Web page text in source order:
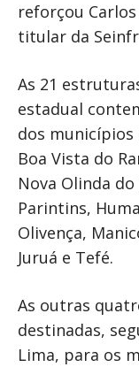
reforçou
titular da
As 21
estadual
dos municípios
Boa Vista do
Nova Olinda
Parintins,
Olivença,
Juruá e Tefé.
As outras
destinadas,
Lima, para os